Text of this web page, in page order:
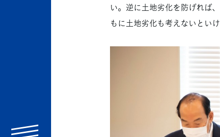
い。逆に土地劣化を防げれば
もに土地劣化も考えないとい